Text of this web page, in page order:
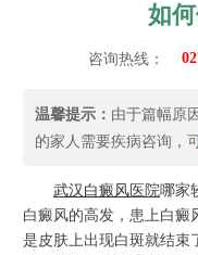
如
咨询热线：
温馨提示： 由于篇幅原
的家人需要疾病咨询，
武汉 白癜风 医院哪家
白癜风的高发，患上白癜
是皮肤上出现白斑就结束